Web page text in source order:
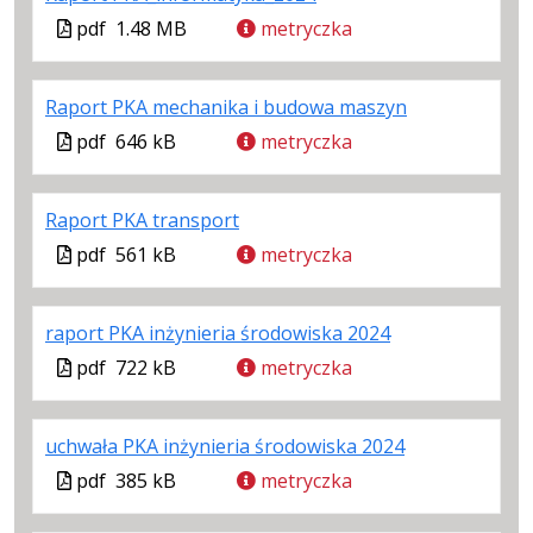
karcie.
Plik
formacie:
pdf
Rozmiar
1.48
MB
Otwiera
w
nowej
karcie.
Plik
w
formacie
pdf 1.48 MB metryczka
Raport PKA mechanika i budowa maszyn
formacie:
646
w
Plik
w
formacie
pdf 646 kB metryczka
Raport PKA transport.
Plik
formacie:
pdf
.
Rozmiar
561
kB
.
Otwiera
w
nowej
karcie.
Plik
w
formacie
pdf 561 kB metryczka
raport PKA inżynieria środowiska 2024.
formacie:
pdf
.
722
kB
.
w
nowej
Plik
w
formacie
pdf 722 kB metryczka
uchwała PKA inżynieria środowiska 2024...
Plik
w
pdf 385 kB metryczka